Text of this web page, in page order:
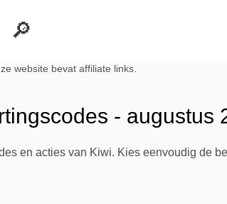
website bevat affiliate links.
- augustus
en acties van Kiwi. Kies eenvoudig de